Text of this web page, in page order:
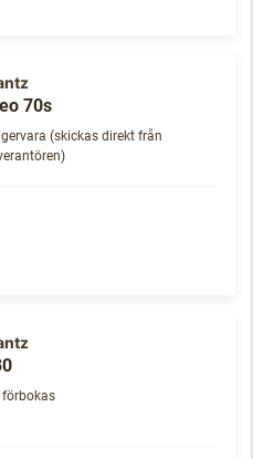
70s
(skickas direkt från
förbokas